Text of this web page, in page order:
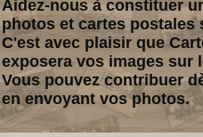
Aidez-nous à constituer
photos et cartes postales
C'est avec plaisir que
exposera vos images sur
Vous pouvez contribuer
en envoyant vos photos.